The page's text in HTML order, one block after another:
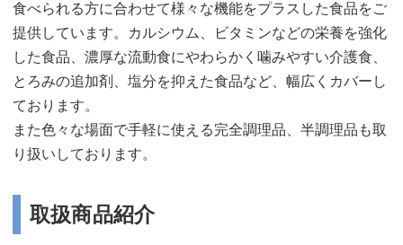
食べられる方に合わせて様々な機能をプラスした食品をご
提供しています。カルシウム、ビタミンなどの栄養を強化
した食品、濃厚な流動食にやわらかく噛みやすい介護食、
とろみの追加剤、塩分を抑えた食品など、幅広くカバーし
ております。
また色々な場面で手軽に使える完全調理品、半調理品も取
り扱いしております。
取扱商品紹介